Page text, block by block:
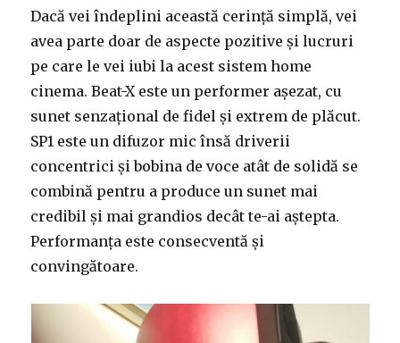
Dacă vei îndeplini această cerință simplă, vei
avea parte doar de aspecte pozitive și lucruri
pe care le vei iubi la acest sistem home
cinema. Beat-X este un performer așezat, cu
sunet senzațional de fidel și extrem de plăcut.
SP1 este un difuzor mic însă driverii
concentrici și bobina de voce atât de solidă se
combină pentru a produce un sunet mai
credibil și mai grandios decât te-ai aștepta.
Performanța este consecventă și
convingătoare.